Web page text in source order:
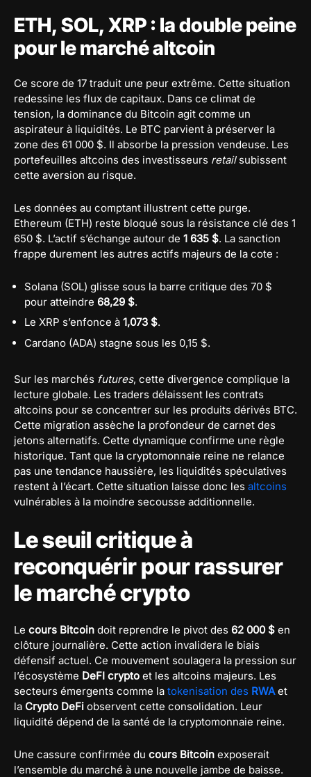
ETH, SOL, XRP : la double peine
pour le marché altcoin
Ce score de 17 traduit une peur extrême. Cette situation
redessine les flux de capitaux. Dans ce climat de
tension, la dominance du Bitcoin agit comme un
aspirateur à liquidités. Le BTC parvient à préserver la
zone des 61 000 $. Il absorbe la pression vendeuse. Les
portefeuilles altcoins des investisseurs retailsubissent
cette aversion au risque.
Les données au comptant illustrent cette purge.
Ethereum (ETH) reste bloqué sous la résistance clé des 1
650 $. L’actif s’échange autour de 1 635 $. La sanction
frappe durement les autres actifs majeurs de la cote :
Solana (SOL) glisse sous la barre critique des 70 $
pour atteindre 68,29 $.
Le XRP s’enfonce à 1,073 $.
Cardano (ADA) stagne sous les 0,15 $.
Sur les marchés futures, cette divergence complique la
lecture globale. Les traders délaissent les contrats
altcoins pour se concentrer sur les produits dérivés BTC.
Cette migration assèche la profondeur de carnet des
jetons alternatifs. Cette dynamique confirme une règle
historique. Tant que la cryptomonnaie reine ne relance
pas une tendance haussière, les liquidités spéculatives
restent à l’écart. Cette situation laisse donc les altcoins
vulnérables à la moindre secousse additionnelle.
Le seuil critique à
reconquérir pour rassurer
le marché crypto
Le cours Bitcoin doit reprendre le pivot des 62 000 $ en
clôture journalière. Cette action invalidera le biais
défensif actuel. Ce mouvement soulagera la pression sur
l’écosystème DeFI crypto et les altcoins majeurs. Les
secteurs émergents comme la tokenisation des RWAet
la Crypto DeFi observent cette consolidation. Leur
liquidité dépend de la santé de la cryptomonnaie reine.
Une cassure confirmée du cours Bitcoin exposerait
l’ensemble du marché à une nouvelle jambe de baisse.